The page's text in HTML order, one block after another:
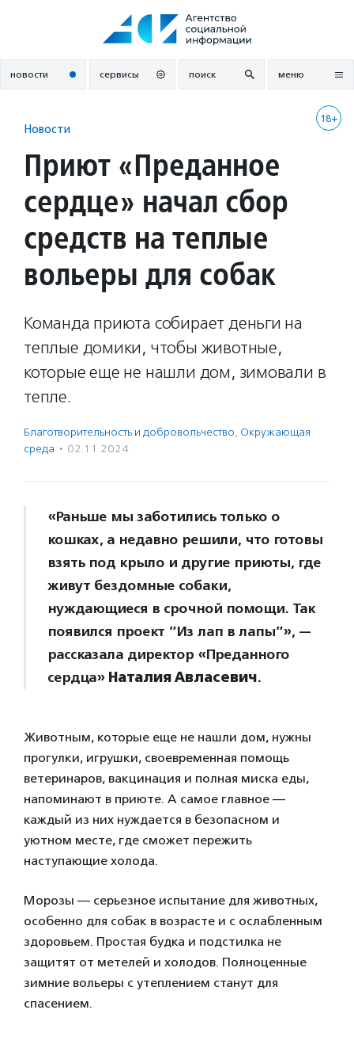
новости сервисы поиск меню
18+
Новости
Приют «Преданное
сердце» начал сбор
средств на теплые
вольеры для собак
Команда приюта собирает деньги на
теплые домики, чтобы животные,
которые еще не нашли дом, зимовали в
тепле.
Благотвори­тель­ность и доброволь­чест­во, Окружающая
среда · 02.11.2024
«Раньше мы заботились только о
кошках, а недавно решили, что готовы
взять под крыло и другие приюты, где
живут бездомные собаки,
нуждающиеся в срочной помощи. Так
появился проект ”Из лап в лапы”», —
рассказала директор «Преданного
сердца» Наталия Авласевич.
Животным, которые еще не нашли дом, нужны
прогулки, игрушки, своевременная помощь
ветеринаров, вакцинация и полная миска еды,
напоминают в приюте. А самое главное —
каждый из них нуждается в безопасном и
уютном месте, где сможет пережить
наступающие холода.
Морозы — серьезное испытание для животных,
особенно для собак в возрасте и с ослабленным
здоровьем. Простая будка и подстилка не
защитят от метелей и холодов. Полноценные
зимние вольеры с утеплением станут для
спасением.